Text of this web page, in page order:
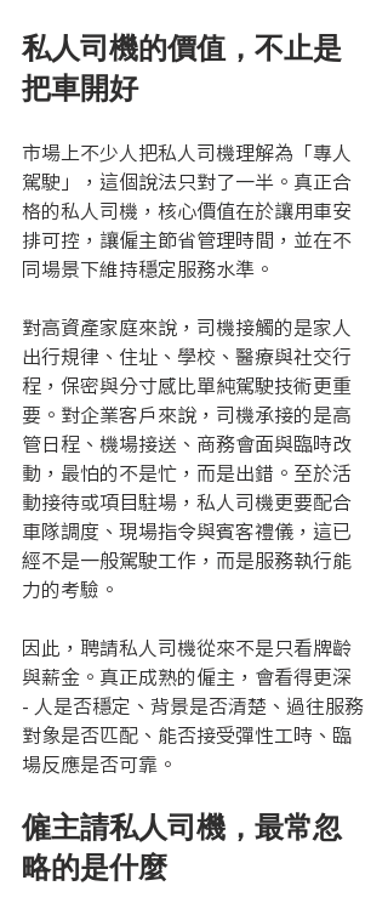
私人司機的價值，不止是
把車開好
市場上不少人把私人司機理解為「專人
駕駛」，這個說法只對了一半。真正合
格的私人司機，核心價值在於讓用車安
排可控，讓僱主節省管理時間，並在不
同場景下維持穩定服務水準。
對高資產家庭來說，司機接觸的是家人
出行規律、住址、學校、醫療與社交行
程，保密與分寸感比單純駕駛技術更重
要。對企業客戶來說，司機承接的是高
管日程、機場接送、商務會面與臨時改
動，最怕的不是忙，而是出錯。至於活
動接待或項目駐場，私人司機更要配合
車隊調度、現場指令與賓客禮儀，這已
經不是一般駕駛工作，而是服務執行能
力的考驗。
因此，聘請私人司機從來不是只看牌齡
與薪金。真正成熟的僱主，會看得更深
- 人是否穩定、背景是否清楚、過往服務
對象是否匹配、能否接受彈性工時、臨
場反應是否可靠。
僱主請私人司機，最常忽
略的是什麼